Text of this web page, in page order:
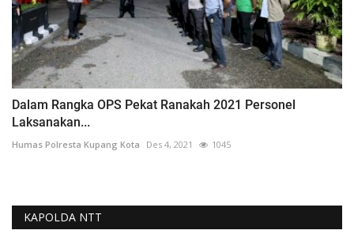
Dalam Rangka OPS Pekat Ranakah 2021 Personel
Laksanakan...
Humas Polresta Kupang Kota Des 4, 2021 1045
KAPOLDA NTT